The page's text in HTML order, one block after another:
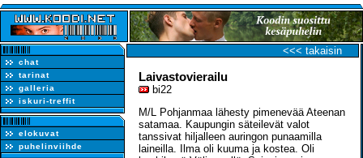
chat
tarinat
galleria
iskuri-treffit
elokuvat
puhelinviihde
<<< takaisin
Laivastovierailu
bi22
M/L Pohjanmaa lähesty pimenevää Ateenan
satamaa. Kaupungin säteilevät valot
tanssivat hiljalleen auringon punaamilla
laineilla. Ilma oli kuuma ja kostea. Oli